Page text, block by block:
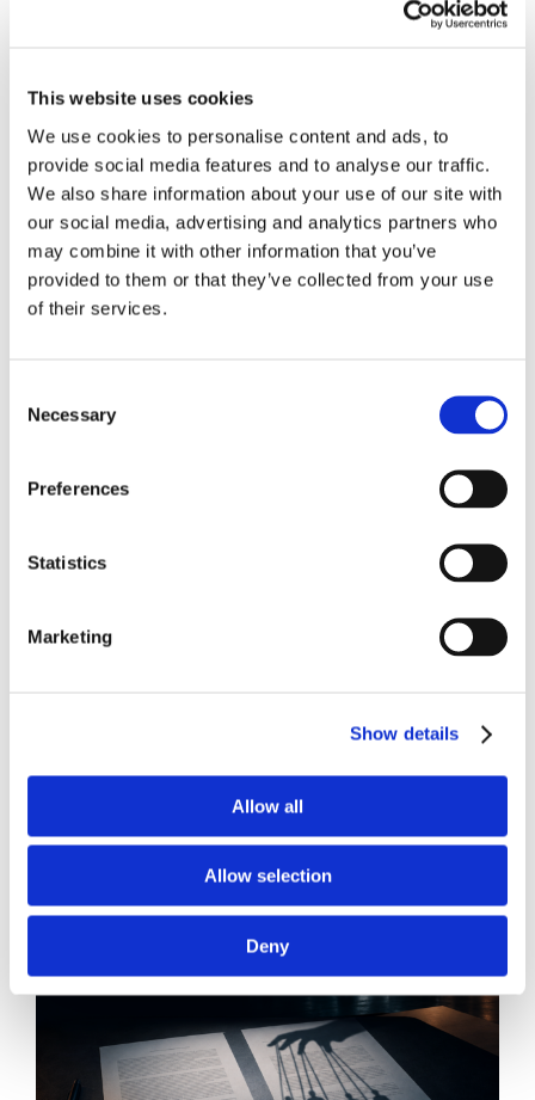
This website uses cookies
We use cookies to personalise content and ads, to
provide social media features and to analyse our traffic.
We also share information about your use of our site with
our social media, advertising and analytics partners who
may combine it with other information that you’ve
provided to them or that they’ve collected from your use
of their services.
Selection
Necessary
Preferences
Statistics
Marketing
Show details
Allow all
Allow selection
Deny
Obbligazioni solidali passive:
rapporti tra surrogazione legale e
regresso
La sentenza n. 16835 del 29 maggio 2026 della
nell'ambito delle obbligazioni solidali passive: il
rapporto tra l'azione di [...]
21 Luglio 2026